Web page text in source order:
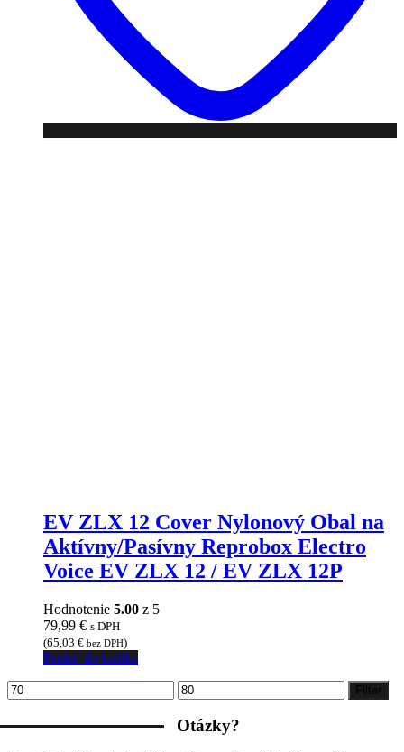
EV ZLX 12 Cover Nylonový Obal na
Aktívny/Pasívny Reprobox Electro
Voice EV ZLX 12 / EV ZLX 12P
Hodnotenie 5.00 z 5
79,99 € s DPH
(65,03 € bez DPH)
Pridať do košíka
Minimálna
cena
Maximálna
cena
Filter
Otázky?